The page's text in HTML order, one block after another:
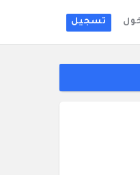
تسجيل